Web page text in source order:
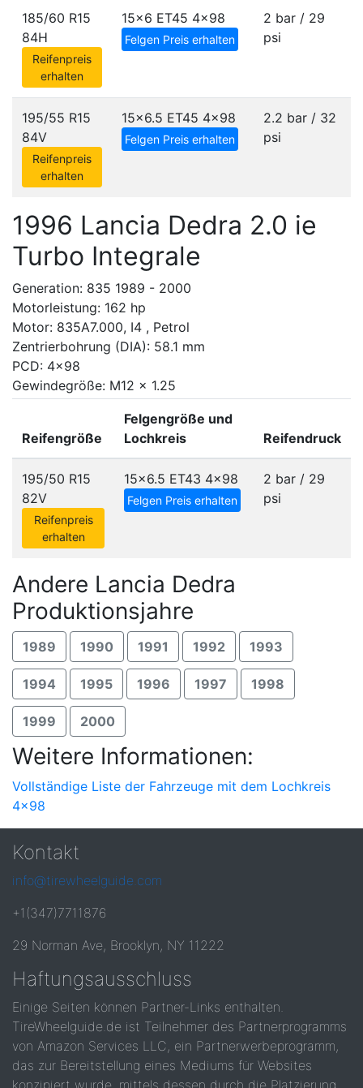
185/60 R15
84H
Reifenpreis
erhalten
15x6 ET45 4x98
Felgen Preis erhalten
2 bar / 29
psi
195/55 R15
84V
Reifenpreis
erhalten
15x6.5 ET45 4x98
Felgen Preis erhalten
2.2 bar / 32
psi
1996 Lancia Dedra 2.0 ie
Turbo Integrale
Generation: 835 1989 - 2000
Motorleistung: 162 hp
Motor: 835A7.000, I4 , Petrol
Zentrierbohrung (DIA): 58.1 mm
PCD: 4x98
Gewindegröße: M12 x 1.25
Reifengröße
Felgengröße und
Lochkreis
Reifendruck
195/50 R15
82V
Reifenpreis
erhalten
15x6.5 ET43 4x98
Felgen Preis erhalten
2 bar / 29
psi
Andere Lancia Dedra
Produktionsjahre
1989 1990 1991 1992 1993
1994 1995 1996 1997 1998
1999 2000
Weitere Informationen:
Vollständige Liste der Fahrzeuge mit dem Lochkreis
4x98
Kontakt
info@tirewheelguide.com
+1(347)7711876
29 Norman Ave, Brooklyn, NY 11222
Haftungsausschluss
Einige Seiten können Partner-Links enthalten.
TireWheelguide.de ist Teilnehmer des Partnerprogramms
von Amazon Services LLC, ein Partnerwerbeprogramm,
das zur Bereitstellung eines Mediums für Websites
konzipiert wurde, mittels dessen durch die Platzierung